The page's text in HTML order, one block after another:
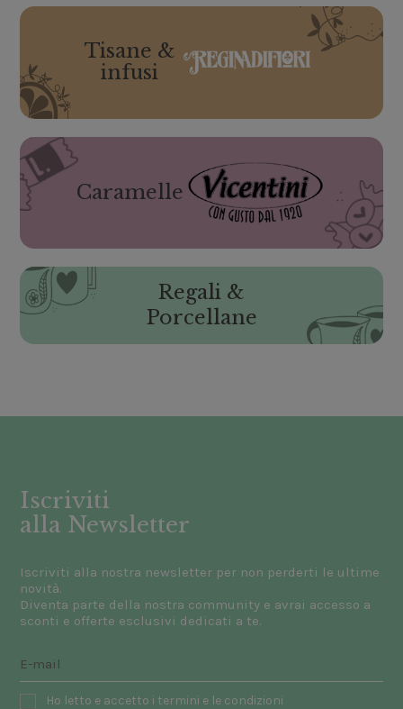
Tisane &
infusi
Caramelle
Regali &
Porcellane
Iscriviti
alla Newsletter
Iscriviti alla nostra newsletter per non perderti le ultime
novità.
Diventa parte della nostra community e avrai accesso a
sconti e offerte esclusivi dedicati a te.
Ho letto e accetto i termini e le condizioni